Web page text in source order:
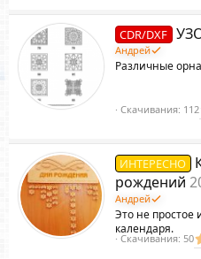
CDR/DXF
Андрей
Различные
Скачивания 112
ИНТЕРЕСНО
рождений
Андрей
Это не простое
календаря.
Скачивания 50